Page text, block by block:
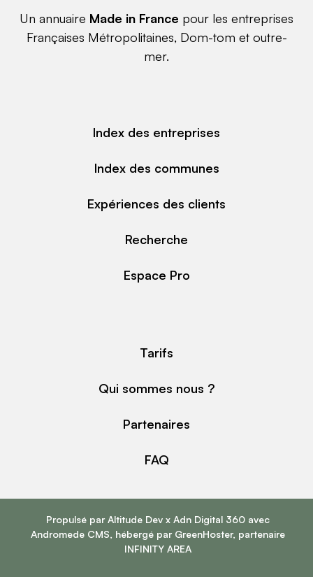
Un annuaire Made in France pour les entreprises
Françaises Métropolitaines, Dom-tom et outre-
mer.
Index des entreprises
Index des communes
Expériences des clients
Recherche
Espace Pro
Tarifs
Qui sommes nous ?
Partenaires
FAQ
Propulsé par Altitude Devx Adn Digital 360avec
Andromede CMS, hébergé par GreenHoster, partenaire
INFINITY AREA